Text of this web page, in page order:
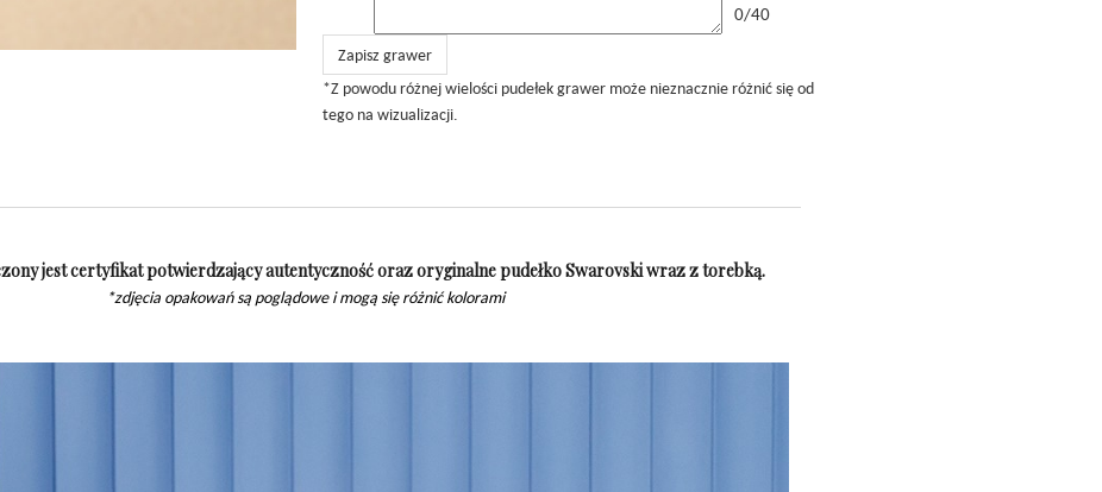
0/40
Zapisz grawer
*Z powodu różnej wielości pudełek grawer może nieznacznie różnić się od
tego na wizualizacji.
jest certyfikat potwierdzający autentyczność oraz oryginalne pudełko Swarovski wraz z torebką.
*zdjęcia opakowań są poglądowe i mogą się różnić kolorami